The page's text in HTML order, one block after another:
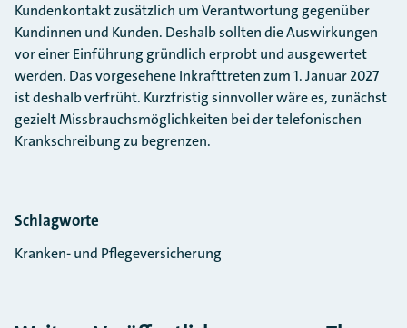
Kundenkontakt zusätzlich um Verantwortung gegenüber
Kundinnen und Kunden. Deshalb sollten die Auswirkungen
vor einer Einführung gründlich erprobt und ausgewertet
werden. Das vorgesehene Inkrafttreten zum 1. Januar 2027
ist deshalb verfrüht. Kurzfristig sinnvoller wäre es, zunächst
gezielt Missbrauchsmöglichkeiten bei der telefonischen
Krankschreibung zu begrenzen.
Schlagworte
Kranken- und Pflegeversicherung